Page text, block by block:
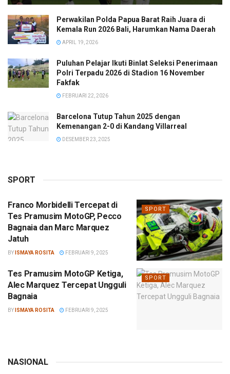
Perwakilan Polda Papua Barat Raih Juara di
Kemala Run 2026 Bali, Harumkan Nama Daerah
APRIL 19, 2026
Puluhan Pelajar Ikuti Binlat Seleksi Penerimaan
Polri Terpadu 2026 di Stadion 16 November
Fakfak
FEBRUARI 22, 2026
Barcelona Tutup Tahun 2025 dengan
Kemenangan 2-0 di Kandang Villarreal
DESEMBER 23, 2025
SPORT
SPORT
Franco Morbidelli Tercepat di
Tes Pramusim MotoGP, Pecco
Bagnaia dan Marc Marquez
Jatuh
BY ISMAYA ROSITA FEBRUARI 9, 2025
SPORT
Tes Pramusim MotoGP Ketiga,
Alec Marquez Tercepat Ungguli
Bagnaia
BY ISMAYA ROSITA FEBRUARI 9, 2025
NASIONAL